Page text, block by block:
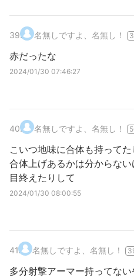
39. 名無しですよ、名無し！
赤だったな
2024/01/30 07:46:27
40. 名無しですよ、名無し！
こいつ地味に合体も持って
合体上げあるかは分からな
目終えたりして
2024/01/30 08:00:55
41. 名無しですよ、名無し！
多分射撃アーマー持ってな